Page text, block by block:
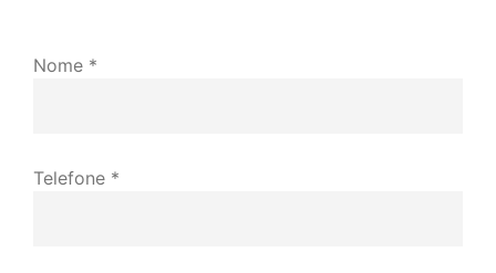
Nome *
Telefone *